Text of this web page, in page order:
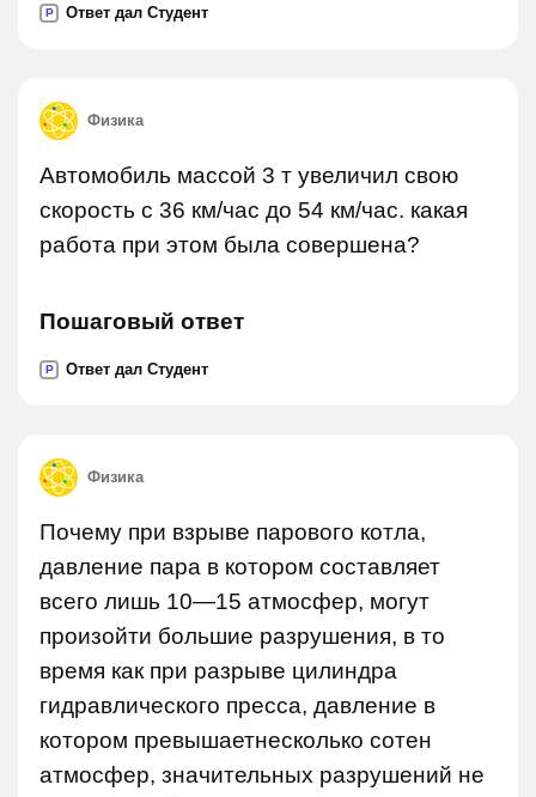
P Ответ дал Студент
Физика
Автомобиль массой 3 т увеличил свою
скорость с 36 км/час до 54 км/час. какая
работа при этом была совершена?
Пошаговый ответ
P Ответ дал Студент
Физика
Почему при взрыве парового котла,
давление пара в котором составляет
всего лишь 10—15 атмосфер, могут
произойти большие разрушения, в то
время как при разрыве цилиндра
гидравлического пресса, давление в
котором превышаетнесколько сотен
атмосфер, значительных разрушений не